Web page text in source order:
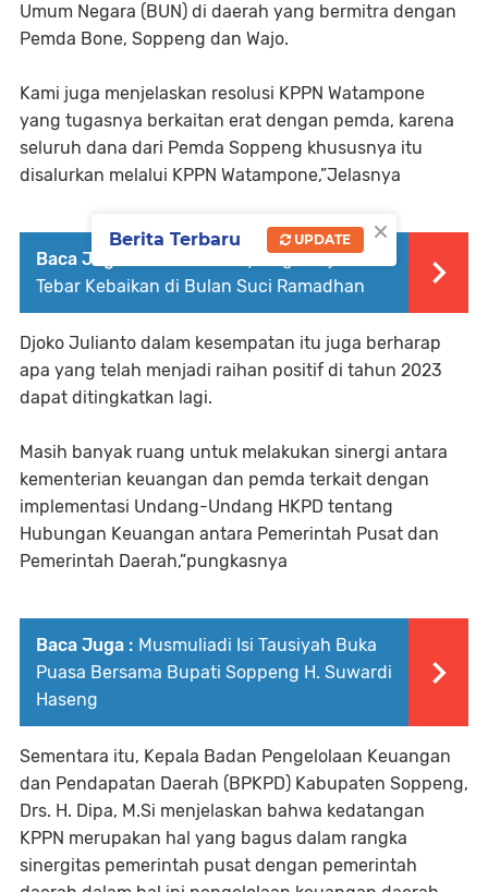
Umum Negara (BUN) di daerah yang bermitra dengan
Pemda Bone, Soppeng dan Wajo.
Kami juga menjelaskan resolusi KPPN Watampone
yang tugasnya berkaitan erat dengan pemda, karena
seluruh dana dari Pemda Soppeng khususnya itu
disalurkan melalui KPPN Watampone,”Jelasnya
Baca Juga :
72 Community Bagi Takjil,
Tebar Kebaikan di Bulan Suci Ramadhan
Djoko Julianto dalam kesempatan itu juga berharap
apa yang telah menjadi raihan positif di tahun 2023
dapat ditingkatkan lagi.
Masih banyak ruang untuk melakukan sinergi antara
kementerian keuangan dan pemda terkait dengan
implementasi Undang-Undang HKPD tentang
Hubungan Keuangan antara Pemerintah Pusat dan
Pemerintah Daerah,”pungkasnya
Baca Juga : Musmuliadi Isi Tausiyah Buka
Puasa Bersama Bupati Soppeng H. Suwardi
Haseng
Sementara itu, Kepala Badan Pengelolaan Keuangan
dan Pendapatan Daerah (BPKPD) Kabupaten Soppeng,
Drs. H. Dipa, M.Si menjelaskan bahwa kedatangan
KPPN merupakan hal yang bagus dalam rangka
sinergitas pemerintah pusat dengan pemerintah
×
Berita Terbaru UPDATE